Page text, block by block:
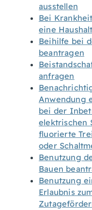
ausstellen
Bei
eine
Beihilfe bei
beantragen
anfragen
Anwendung
bei der
elektrischen
fluorierte
oder
Benutzung
Bauen
Benutzung
Erlaubnis